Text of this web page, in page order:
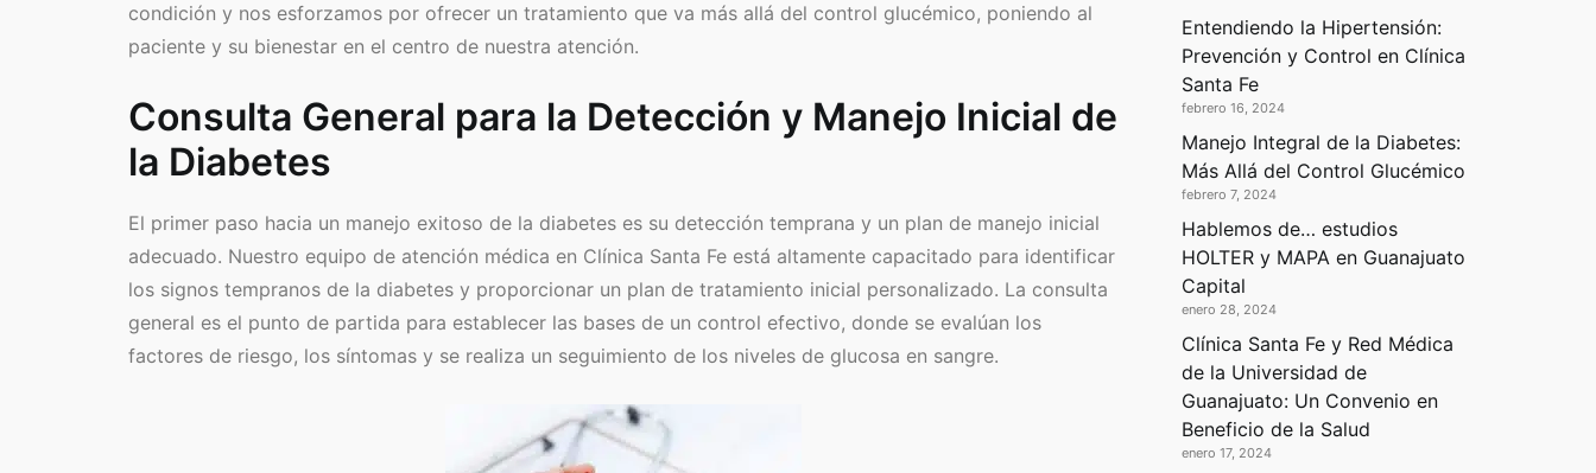
condición y nos esforzamos por ofrecer un tratamiento que va más allá del control glucémico, poniendo al
paciente y su bienestar en el centro de nuestra atención.
Consulta General para la Detección y Manejo Inicial de
la Diabetes
El primer paso hacia un manejo exitoso de la diabetes es su detección temprana y un plan de manejo inicial
adecuado. Nuestro equipo de atención médica en Clínica Santa Fe está altamente capacitado para identificar
los signos tempranos de la diabetes y proporcionar un plan de tratamiento inicial personalizado. La consulta
general es el punto de partida para establecer las bases de un control efectivo, donde se evalúan los
factores de riesgo, los síntomas y se realiza un seguimiento de los niveles de glucosa en sangre.
Entendiendo la Hipertensión:
Prevención y Control en Clínica
Santa Fe
febrero 16, 2024
Manejo Integral de la Diabetes:
Más Allá del Control Glucémico
febrero 7, 2024
Hablemos de… estudios
HOLTER y MAPA en Guanajuato
Capital
enero 28, 2024
Clínica Santa Fe y Red Médica
de la Universidad de
Guanajuato: Un Convenio en
Beneficio de la Salud
enero 17, 2024